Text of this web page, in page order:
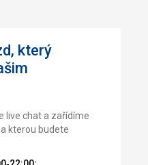
který
live chat a zařídíme
kterou budete